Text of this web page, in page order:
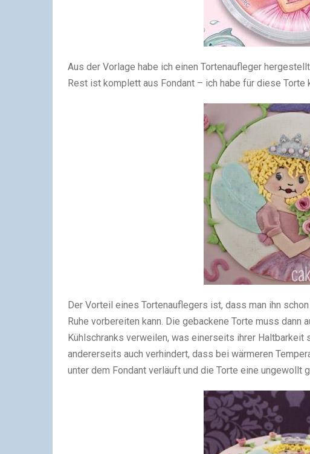
Aus der Vorlage habe ich einen Tortenaufleger
Rest ist komplett aus Fondant – ich habe für diese Torte
Der Vorteil eines Tortenauflegers ist, dass man ihn
Ruhe vorbereiten kann. Die gebackene Torte muss dann
Kühlschranks verweilen, was einerseits ihrer Haltbarkeit
andererseits auch verhindert, dass bei wärmeren
unter dem Fondant verläuft und die Torte eine ungewollt